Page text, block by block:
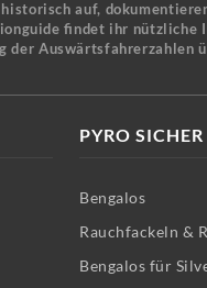
auf,
findet ihr
der Auswärtsfahrerzahlen
PYRO
Bengalos
Rauchfackeln &
Bengalos für